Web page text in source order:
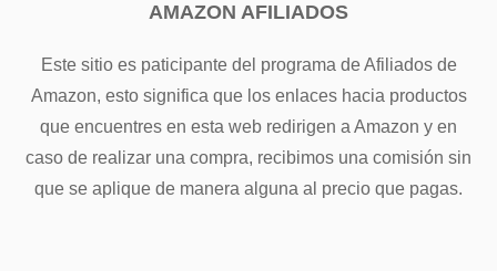
AMAZON AFILIADOS
Este sitio es paticipante del programa de Afiliados de
Amazon, esto significa que los enlaces hacia productos
que encuentres en esta web redirigen a Amazon y en
caso de realizar una compra, recibimos una comisión sin
que se aplique de manera alguna al precio que pagas.